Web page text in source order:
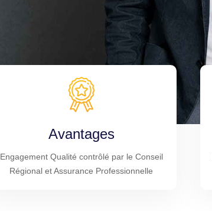
Avantages
Engagement Qualité contrôlé par le Conseil
Régional et Assurance Professionnelle